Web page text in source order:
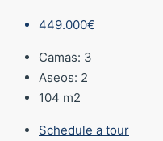
449.000€
Camas: 3
Aseos: 2
104 m2
Schedule a tour